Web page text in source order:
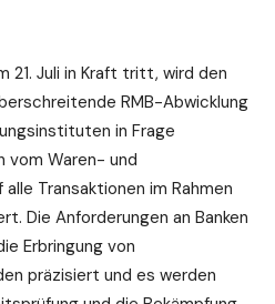
21. Juli in Kraft tritt, wird den
RMB-Abwicklung
in Frage
vom Waren- und
Transaktionen im Rahmen
Die Anforderungen an Banken
Erbringung von
präzisiert und es werden